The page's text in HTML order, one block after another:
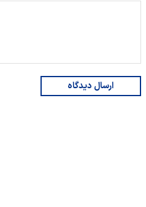
ارسال دیدگاه